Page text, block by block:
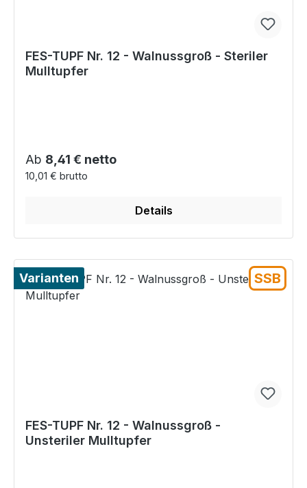
FES-TUPF Nr. 12 - Walnussgroß - Steriler
Mulltupfer
Regulärer Preis:
Ab 8,41 € netto
10,01 € brutto
Details
Varianten SSB
FES-TUPF Nr. 12 - Walnussgroß -
Unsteriler Mulltupfer